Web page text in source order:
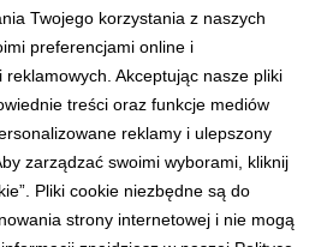
wybiera VML
Twojego korzystania z naszych
preferencjami online i
Akceptując nasze pliki
treści oraz funkcje mediów
reklamy i ulepszony
zarządzać swoimi wyborami, kliknij
Pliki cookie niezbędne są do
strony internetowej i nie mogą